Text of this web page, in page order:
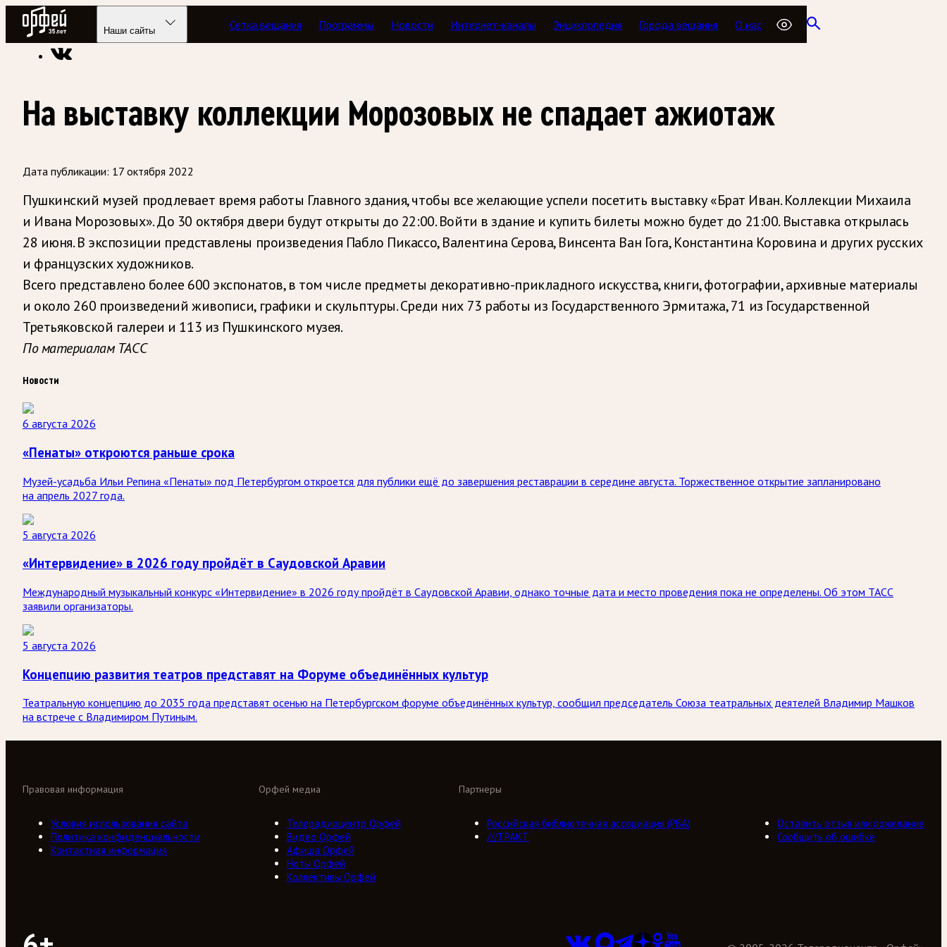
Радио Орфей
Наши сайты Сетка вещания Программы Новости Интернет-каналы Энциклопедия Города вещания О нас
Радио классической музыки «Орфей» Новости
На выставку коллекции Морозовых не спадает ажиотаж
Дата публикации: 17 октября 2022
Пушкинский музей продлевает время работы Главного здания, чтобы все желающие успели посетить выставку «Брат Иван. Коллекции Михаила
и Ивана Морозовых». До 30 октября двери будут открыты до 22:00. Войти в здание и купить билеты можно будет до 21:00. Выставка открылась
28 июня. В экспозиции представлены произведения Пабло Пикассо, Валентина Серова, Винсента Ван Гога, Константина Коровина и других русских
и французских художников.
Всего представлено более 600 экспонатов, в том числе предметы декоративно-прикладного искусства, книги, фотографии, архивные материалы
и около 260 произведений живописи, графики и скульптуры. Среди них 73 работы из Государственного Эрмитажа, 71 из Государственной
Третьяковской галереи и 113 из Пушкинского музея.
По материалам ТАСС
Новости
6 августа 2026
«Пенаты» откроются раньше срока
Музей-усадьба Ильи Репина «Пенаты» под Петербургом откроется для публики ещё до завершения реставрации в середине августа. Торжественное открытие запланировано
на апрель 2027 года.
5 августа 2026
«Интервидение» в 2026 году пройдёт в Саудовской Аравии
Международный музыкальный конкурс «Интервидение» в 2026 году пройдёт в Саудовской Аравии, однако точные дата и место проведения пока не определены. Об этом ТАСС
заявили организаторы.
5 августа 2026
Концепцию развития театров представят на Форуме объединённых культур
Театральную концепцию до 2035 года представят осенью на Петербургском форуме объединённых культур, сообщил председатель Союза театральных деятелей Владимир Машков
на встрече с Владимиром Путиным.
Орфей медиа
Телерадиоцентр Орфей
Видео Орфей
Афиша Орфей
Ноты Орфей
Коллективы Орфей
Партнеры
Российская библиотечная ассоциация (РБА)
///ТРАКТ
Правовая информация
Условия использования сайта
Политика конфиденциальности
Контактная информация
Оставить отзыв или пожелание
Сообщить об ошибке